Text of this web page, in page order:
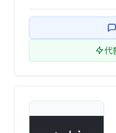
集客効果の向上を目指
代